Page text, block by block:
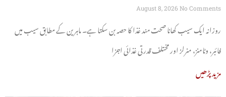
August 8, 2026 No Comments
روزانہ ایک سیب کھانا صحت مند غذا کا حصہ بن سکتا ہے۔ ماہرین کے مطابق سیب میں
فائبر، وٹامنز، منرلز اور مختلف قدرتی غذائی اجزا
مزید پڑھیں